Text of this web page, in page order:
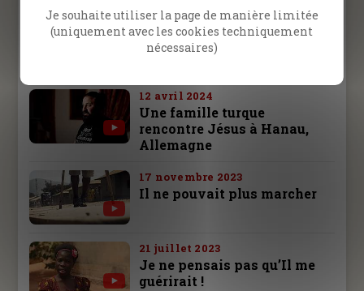
24 janvier 2025
Des douleurs pendant 9 ans !
12 avril 2024
Une famille turque
rencontre Jésus à Hanau,
Allemagne
17 novembre 2023
Il ne pouvait plus marcher
21 juillet 2023
Je ne pensais pas qu’Il me
guérirait !
Je souhaite utiliser la page de manière limitée
(uniquement avec les cookies techniquement
nécessaires)